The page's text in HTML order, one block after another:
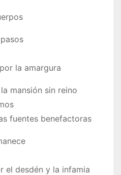
la amargura
mansión sin reino
fuentes benefactoras
el desdén y la infamia